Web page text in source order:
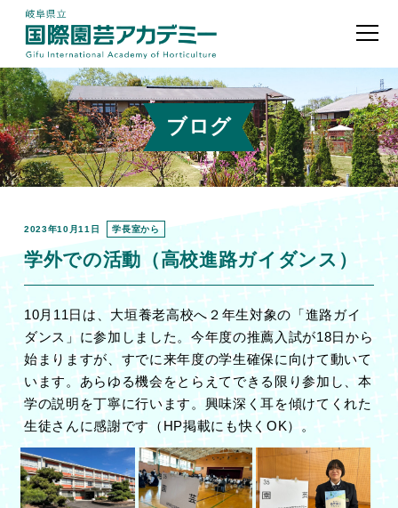
ブログ
2023年10月11日 学長室から
学外での活動（高校進路ガイダンス）
10月11日は、大垣養老高校へ２年生対象の「進路ガイ
ダンス」に参加しました。今年度の推薦入試が18日から
始まりますが、すでに来年度の学生確保に向けて動いて
います。あらゆる機会をとらえてできる限り参加し、本
学の説明を丁寧に行います。興味深く耳を傾けてくれた
生徒さんに感謝です（HP掲載にも快くOK）。